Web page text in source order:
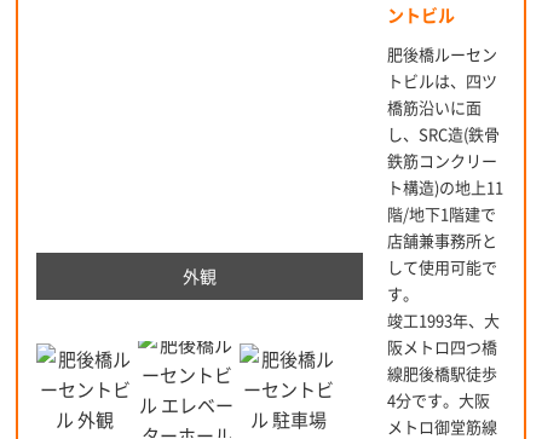
外観
ントビル
肥後橋ルーセン
トビルは、四ツ
橋筋沿いに面
し、SRC造(鉄骨
鉄筋コンクリー
ト構造)の地上11
階/地下1階建で
店舗兼事務所と
して使用可能で
す。
竣工1993年、大
阪メトロ四つ橋
線肥後橋駅徒歩
4分です。大阪
メトロ御堂筋線